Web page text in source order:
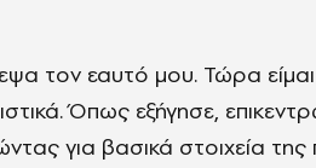
τον εαυτό μου. Τώρα
Όπως εξήγησε,
για βασικά στοιχεία